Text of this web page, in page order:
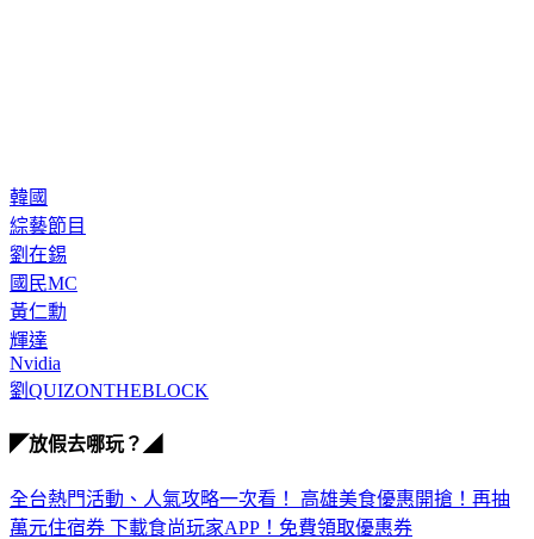
韓國
綜藝節目
劉在錫
國民MC
黃仁勳
輝達
Nvidia
劉QUIZONTHEBLOCK
◤放假去哪玩？◢
全台熱門活動、人氣攻略一次看！ 高雄美食優惠開搶！再抽
萬元住宿券 下載食尚玩家APP！免費領取優惠券